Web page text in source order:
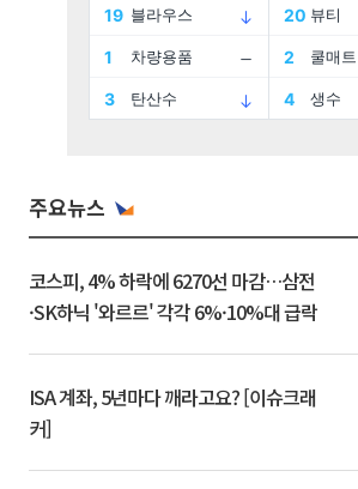
주요뉴스
코스피, 4% 하락에 6270선 마감…삼전
·SK하닉 '와르르' 각각 6%·10%대 급락
ISA 계좌, 5년마다 깨라고요? [이슈크래
커]